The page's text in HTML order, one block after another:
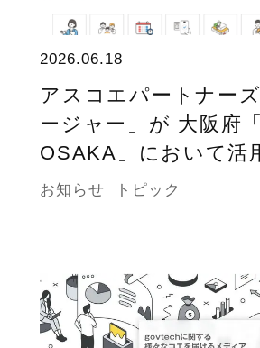
2026.06.18
アスコエパートナー
ージャー」が 大阪府
OSAKA」において活
お知らせ トピック